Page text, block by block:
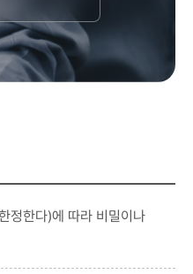
정한다)에 따라 비밀이나